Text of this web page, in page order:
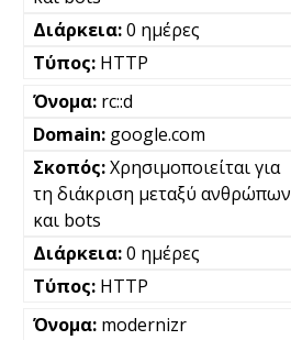
0 ημέρες
HTTP
rc::d
google.com
Χρησιμοποιείται για
τη διάκριση μεταξύ ανθρώπων
και bots
0 ημέρες
HTTP
modernizr